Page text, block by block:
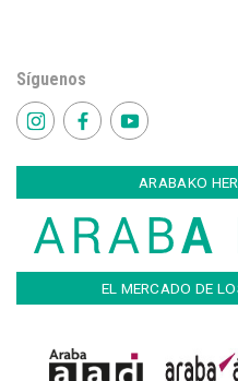
Síguenos
ARABAKO
EL MERCADO DE